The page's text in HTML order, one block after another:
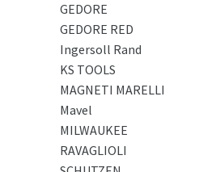
GEDORE
GEDORE RED
Ingersoll Rand
KS TOOLS
MAGNETI MARELLI
Mavel
MILWAUKEE
RAVAGLIOLI